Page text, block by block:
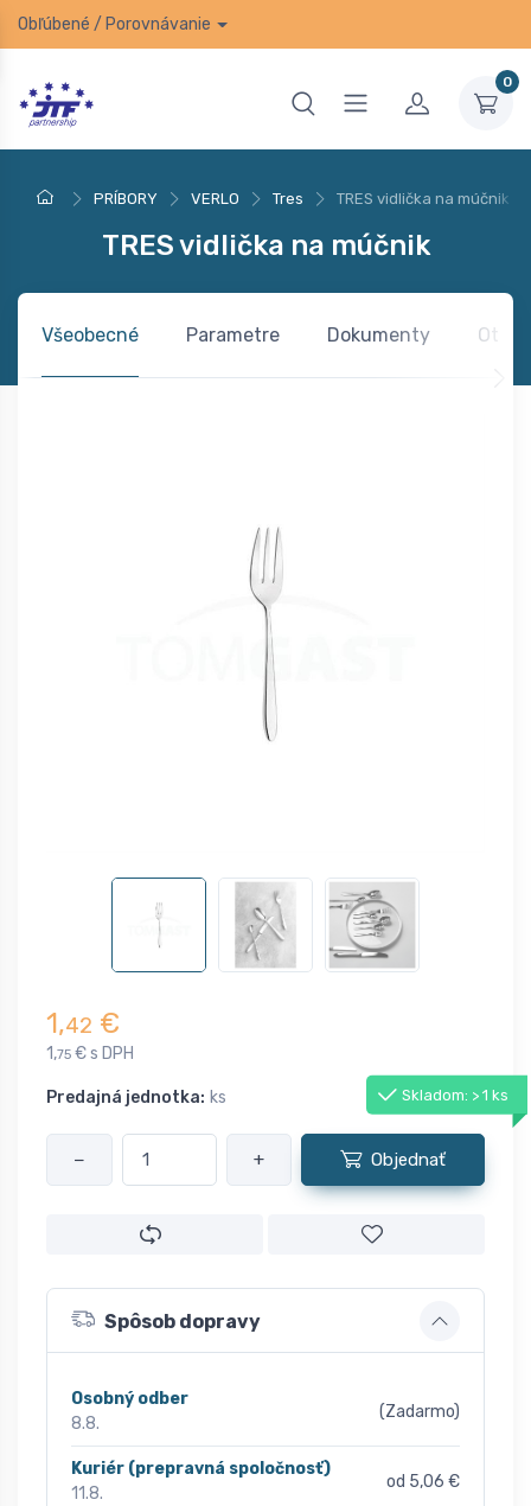
Obľúbené / Porovnávanie
0
PRÍBORY VERLO Tres TRES vidlička na múčnik
TRES vidlička na múčnik
Všeobecné Parametre Dokumenty
1,42 €
1,75 € s DPH
Predajná jednotka: ks Skladom: > 1 ks
− + Objednať
Spôsob dopravy
Osobný odber
8.8.
(Zadarmo)
Kuriér (prepravná spoločnosť)
11.8.
od 5,06 €